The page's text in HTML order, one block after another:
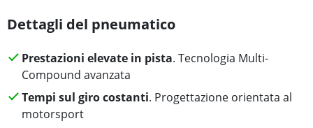
Dettagli del pneumatico
Prestazioni elevate in pista. Tecnologia Multi-
Compound avanzata
Tempi sul giro costanti. Progettazione orientata al
motorsport